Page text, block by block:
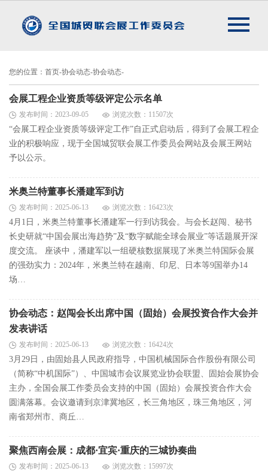
您的位置：首页-协会动态-协会动态-
会展工程企业资质等级评定公示名单
发布时间：2023-09-05 浏览次数：11507次
“会展工程企业资质等级评定工作”自正式启动后，得到了会展工程企
业的积极响应，现于全国城贸联会展工作委员会网站及会展王网站
予以公示。
米奥兰特董事长潘建军到访
发布时间：2025-06-13 浏览次数：16423次
4月1日，米奥兰特董事长潘建军一行到访我会。与会长赵闯、秘书
长史研就“中国会展出海趋势”及“数字赋能全球会展业”等话题展开深
度交流。 座谈中，潘建军以一组硬核数据展现了米奥兰特国际会展
的强劲实力：2024年，米奥兰特在越南、印尼、日本等9国举办14
场…
协会动态：赵闯会长出席中国（固始）会展投资合作大会并
发表讲话
发布时间：2025-06-13 浏览次数：16424次
3月29日，由固始县人民政府指导，中国机械国际合作股份有限公司
（简称“中机国际”）、中国城市会议展览业协会联盟、固始会展协会
主办，全国会展工作委员会支持的中国（固始）会展投资合作大会
圆满落幕。会议邀请到京津冀地区，长三角地区，珠三角地区，河
南省郑州市、商丘…
聚焦西南会展：成都·宜宾·重庆的三城协奏曲
发布时间：2025-06-13 浏览次数：15997次